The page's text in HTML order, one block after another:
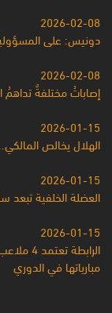
2026-02-08
دونيس: على
2026-02-08
إصاباتُ مختلفةٌ تداهمُ
2026-01-15
الهلال يخالص
2026-01-15
العضلة الخلفية تبعد
2026-01-15
مبارياتها في الدوري